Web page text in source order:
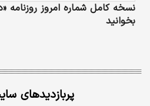
نسخه کامل شماره امروز روزنامه
بخوانید
پربازدیدهای